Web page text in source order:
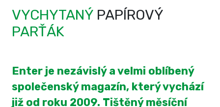
VYCHYTANÝ PAPÍROVÝ
PARŤÁK
Enter je nezávislý a velmi oblíbený
společenský magazín, který vychází
již od roku 2009. Tištěný měsíční